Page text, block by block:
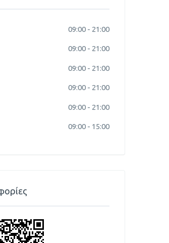
09:00 - 21:00
09:00 - 21:00
09:00 - 21:00
09:00 - 21:00
09:00 - 21:00
09:00 - 15:00